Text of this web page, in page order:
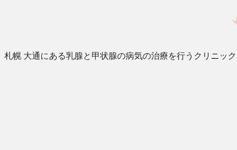
札幌 大通にある乳腺と甲状腺の病気の治療を行うクリニッ